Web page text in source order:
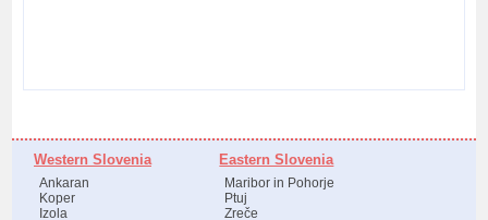
Western Slovenia
Ankaran
Koper
Izola
Eastern Slovenia
Maribor in Pohorje
Ptuj
Zreče